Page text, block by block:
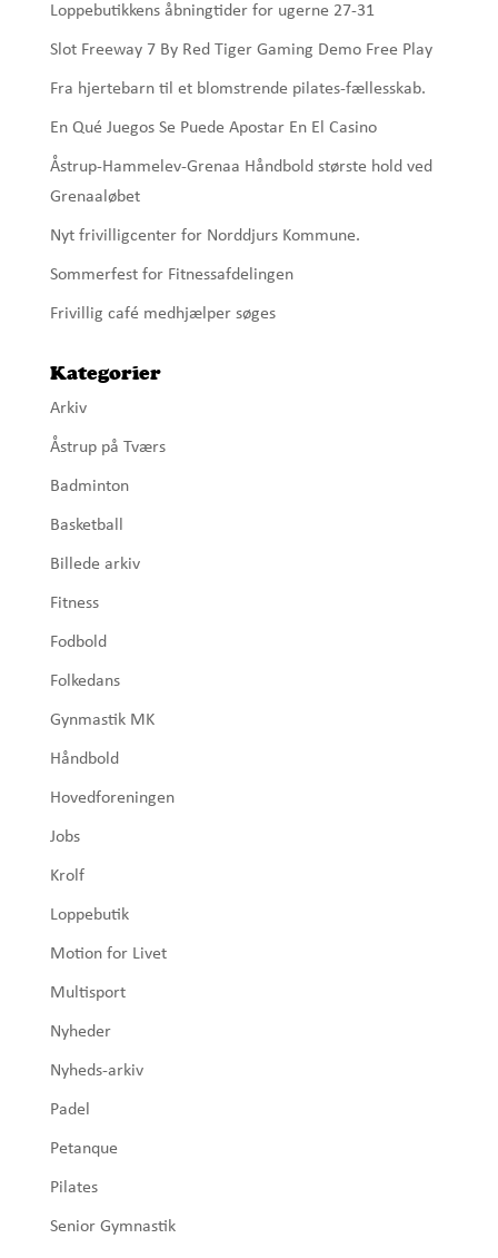
Loppebutikkens åbningtider for ugerne 27-31
Slot Freeway 7 By Red Tiger Gaming Demo Free Play
Fra hjertebarn til et blomstrende pilates-fællesskab.
En Qué Juegos Se Puede Apostar En El Casino
Åstrup-Hammelev-Grenaa Håndbold største hold ved
Grenaaløbet
Nyt frivilligcenter for Norddjurs Kommune.
Sommerfest for Fitnessafdelingen
Frivillig café medhjælper søges
Kategorier
Arkiv
Åstrup på Tværs
Badminton
Basketball
Billede arkiv
Fitness
Fodbold
Folkedans
Gynmastik MK
Håndbold
Hovedforeningen
Jobs
Krolf
Loppebutik
Motion for Livet
Multisport
Nyheder
Nyheds-arkiv
Padel
Petanque
Pilates
Senior Gymnastik